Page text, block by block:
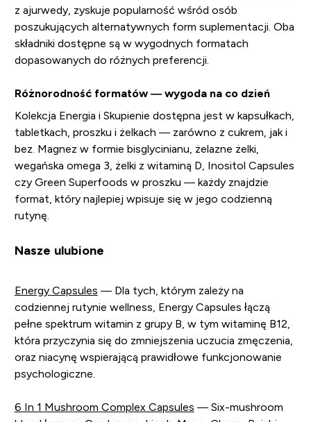
z ajurwedy, zyskuje popularność wśród osób
poszukujących alternatywnych form suplementacji. Oba
składniki dostępne są w wygodnych formatach
dopasowanych do różnych preferencji.
Różnorodność formatów — wygoda na co dzień
Kolekcja Energia i Skupienie dostępna jest w kapsułkach,
tabletkach, proszku i żelkach — zarówno z cukrem, jak i
bez. Magnez w formie bisglycinianu, żelazne żelki,
wegańska omega 3, żelki z witaminą D, Inositol Capsules
czy Green Superfoods w proszku — każdy znajdzie
format, który najlepiej wpisuje się w jego codzienną
rutynę.
Nasze ulubione
Energy Capsules — Dla tych, którym zależy na
codziennej rutynie wellness, Energy Capsules łączą
pełne spektrum witamin z grupy B, w tym witaminę B12,
która przyczynia się do zmniejszenia uczucia zmęczenia,
oraz niacynę wspierającą prawidłowe funkcjonowanie
psychologiczne.
6 In 1 Mushroom Complex Capsules — Six-mushroom